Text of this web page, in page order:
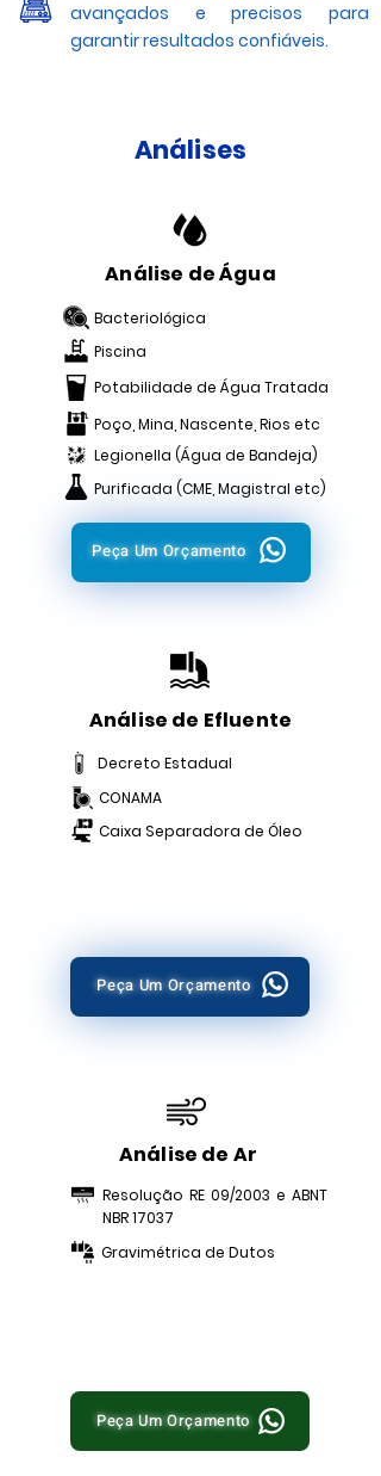
avançados e precisos para
garantir resultados confiáveis.
Análises
Bacteriológica
Piscina
Potabilidade de Água Tratada
Poço, Mina, Nascente, Rios etc
Legionella (Água de Bandeja)
Purificada (CME, Magistral etc)
Análise de Água
Peça Um Orçamento
Análise de Efluente
Decreto Estadual
Peça Um Orçamento
CONAMA
Caixa Separadora de Óleo
Análise de Ar
Resolução RE 09/2003 e ABNT
NBR 17037
Gravimétrica de Dutos
Peça Um Orçamento